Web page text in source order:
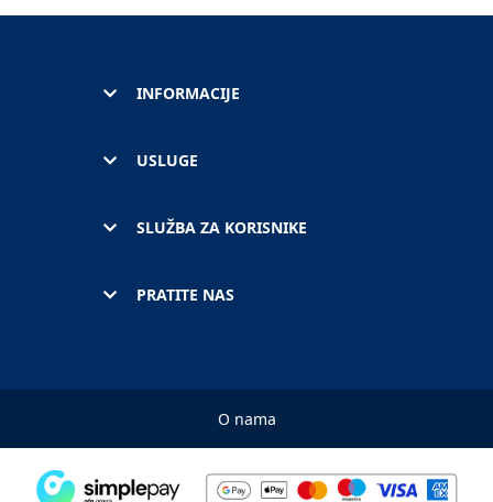
INFORMACIJE
USLUGE
SLUŽBA ZA KORISNIKE
PRATITE NAS
O nama